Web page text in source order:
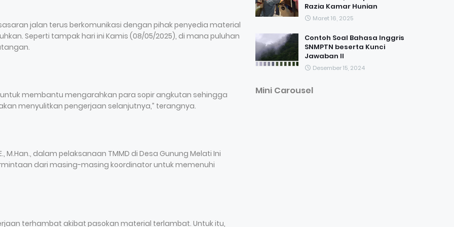
jalan terus berkomunikasi dengan pihak penyedia material
Seperti tampak hari ini Kamis (08/05/2025), di mana puluhan
membantu mengarahkan para sopir angkutan sehingga
menyulitkan pengerjaan selanjutnya,” terangnya.
M.Han., dalam pelaksanaan TMMD di Desa Gunung Melati Ini
dari masing-masing koordinator untuk memenuhi
terhambat akibat pasokan material terlambat. Untuk itu,
Razia Kamar Hunian
Maret 16, 2025
Contoh Soal Bahasa Inggris
SNMPTN beserta Kunci
Jawaban II
Desember 15, 2024
Mini Carousel